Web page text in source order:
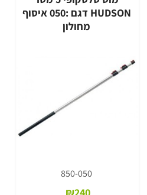
HUDSON דגם :050 איסוף
מחולון
850-050